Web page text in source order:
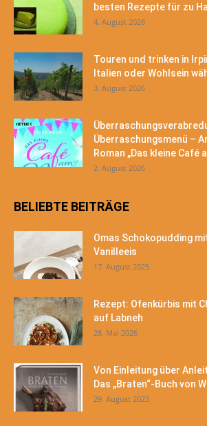
besten Rezepte für zu
4. August 2026
Touren und trinken in
Italien oder Wohlsein
3. August 2026
Überraschungsmenü –
Roman „Das kleine Café
2. August 2026
BELIEBTE BEITRÄGE
Omas Schokopudding
Vanilleeis
17. August 2025
Rezept: Ofenkürbis mit
auf Labneh
28. Mai 2026
Von Einleitung über
Das „Braten“-Buch von
29. August 2023